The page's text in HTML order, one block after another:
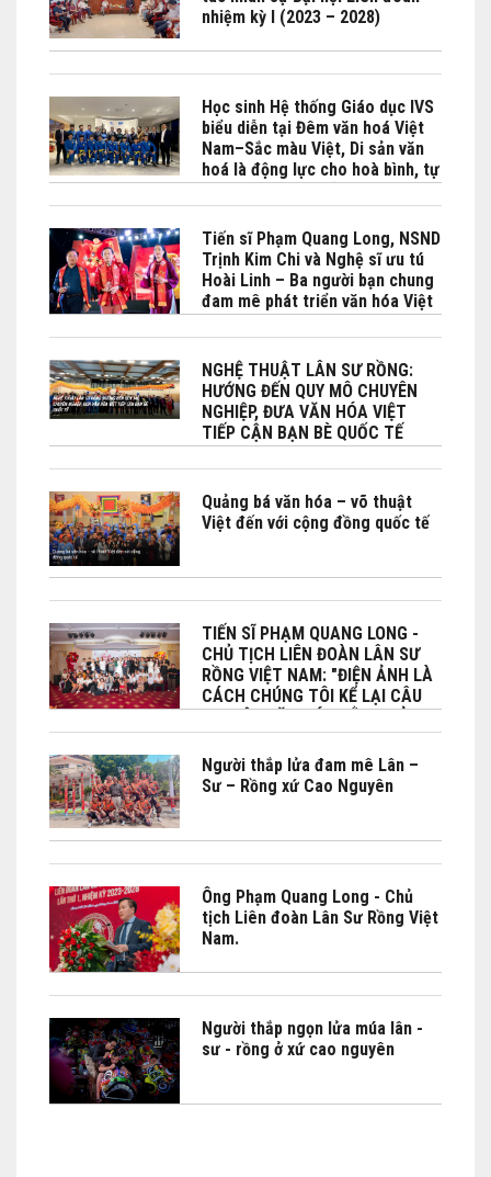
nhiệm kỳ I (2023 – 2028)
Học sinh Hệ thống Giáo dục IVS
biểu diễn tại Đêm văn hoá Việt
Nam–Sắc màu Việt, Di sản văn
hoá là động lực cho hoà bình, tự
cường và phát triển bền vững do
Bộ No Bộ Ngoại giao Việt Nam -
Phái đoàn Việt Nam bên cạnh
UNESCO phối hợp tổ chức tại
Paris
Tiến sĩ Phạm Quang Long, NSND
Trịnh Kim Chi và Nghệ sĩ ưu tú
Hoài Linh – Ba người bạn chung
đam mê phát triển văn hóa Việt
đặc biệt là Lân sư rồng
NGHỆ THUẬT LÂN SƯ RỒNG:
HƯỚNG ĐẾN QUY MÔ CHUYÊN
NGHIỆP, ĐƯA VĂN HÓA VIỆT
TIẾP CẬN BẠN BÈ QUỐC TẾ
Quảng bá văn hóa – võ thuật
Việt đến với cộng đồng quốc tế
TIẾN SĨ PHẠM QUANG LONG -
CHỦ TỊCH LIÊN ĐOÀN LÂN SƯ
RỒNG VIỆT NAM: "ĐIỆN ẢNH LÀ
CÁCH CHÚNG TÔI KỂ LẠI CÂU
CHUYỆN VĂN HÓA BẰNG CẢM
XÚC"
Người thắp lửa đam mê Lân –
Sư – Rồng xứ Cao Nguyên
Ông Phạm Quang Long - Chủ
tịch Liên đoàn Lân Sư Rồng Việt
Nam.
Người thắp ngọn lửa múa lân -
sư - rồng ở xứ cao nguyên